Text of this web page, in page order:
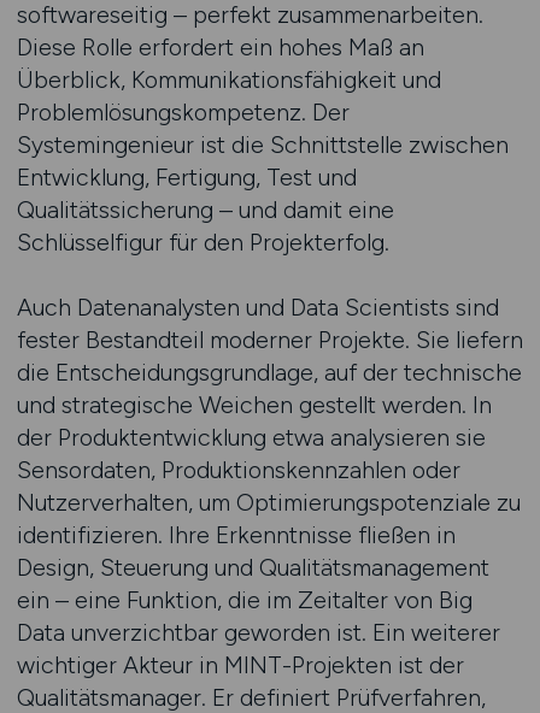
softwareseitig – perfekt zusammenarbeiten.
Diese Rolle erfordert ein hohes Maß an
Überblick, Kommunikationsfähigkeit und
Problemlösungskompetenz. Der
Systemingenieur ist die Schnittstelle zwischen
Entwicklung, Fertigung, Test und
Qualitätssicherung – und damit eine
Schlüsselfigur für den Projekterfolg.
Auch Datenanalysten und Data Scientists sind
fester Bestandteil moderner Projekte. Sie liefern
die Entscheidungsgrundlage, auf der technische
und strategische Weichen gestellt werden. In
der Produktentwicklung etwa analysieren sie
Sensordaten, Produktionskennzahlen oder
Nutzerverhalten, um Optimierungspotenziale zu
identifizieren. Ihre Erkenntnisse fließen in
Design, Steuerung und Qualitätsmanagement
ein – eine Funktion, die im Zeitalter von Big
Data unverzichtbar geworden ist. Ein weiterer
wichtiger Akteur in MINT-Projekten ist der
Qualitätsmanager. Er definiert Prüfverfahren,